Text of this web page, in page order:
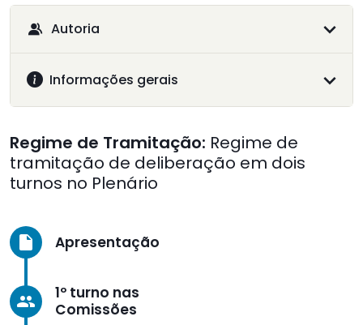
Autoria
Informações gerais
Regime de Tramitação: Regime de
tramitação de deliberação em dois
turnos no Plenário
insert_drive_file Apresentação
group
1º turno nas
Comissões